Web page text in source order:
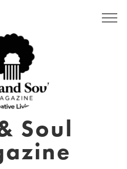
Soul